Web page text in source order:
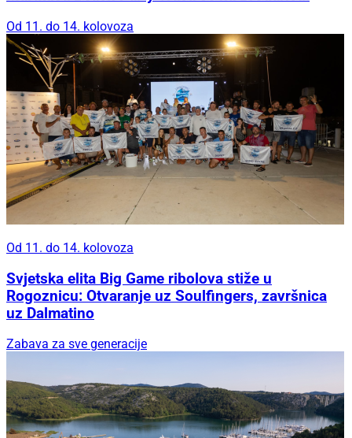
Od 11. do 14. kolovoza
Od 11. do 14. kolovoza
Svjetska elita Big Game ribolova stiže u
Rogoznicu: Otvaranje uz Soulfingers, završnica
uz Dalmatino
Zabava za sve generacije